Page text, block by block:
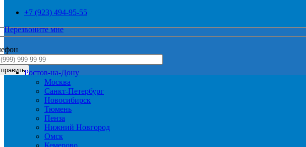
+7 (923) 494-95-55
Перезвоните мне
Ростов-на-Дону
Москва
Санкт-Петербург
Новосибирск
Тюмень
Пенза
Нижний Новгород
Омск
Кемерово